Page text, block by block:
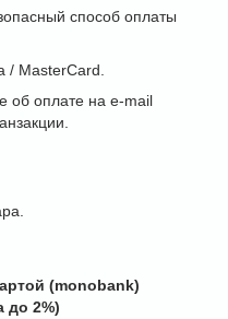
способ оплаты
/ MasterCard.
об оплате на e-mail
(monobank)
до 2%)